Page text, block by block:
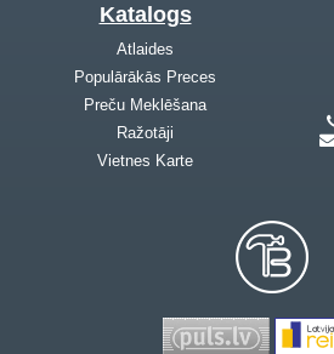
Katalogs
Atlaides
Populārākās Preces
Preču Meklēšana
Ražotāji
Vietnes Karte